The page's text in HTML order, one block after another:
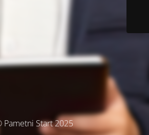
Pametni Start 2025